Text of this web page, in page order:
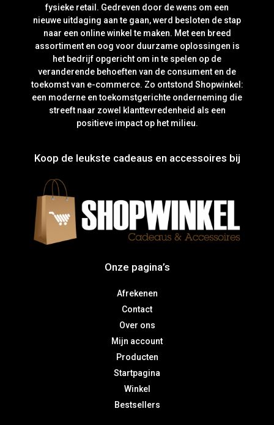
fysieke retail. Gedreven door de wens om een
nieuwe uitdaging aan te gaan, werd besloten de stap
naar een online winkel te maken. Met een breed
assortiment en oog voor duurzame oplossingen is
het bedrijf opgericht om in te spelen op de
veranderende behoeften van de consument en de
toekomst van e-commerce. Zo ontstond Shopwinkel:
een moderne en toekomstgerichte onderneming die
streeft naar zowel klanttevredenheid als een
positieve impact op het milieu.
Koop de leukste cadeaus en accessoires bij
Onze pagina’s
Afrekenen
Contact
Over ons
Mijn account
Producten
Startpagina
Winkel
Bestsellers